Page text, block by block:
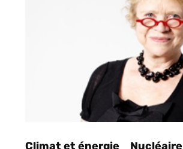
Climat et énergie Nucléaire